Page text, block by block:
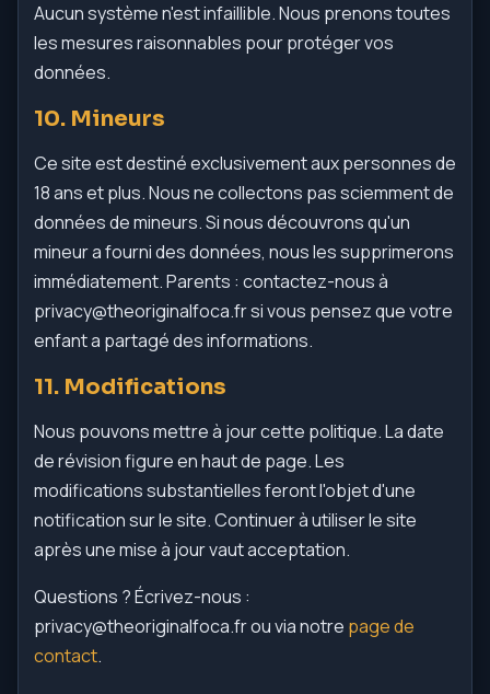
Aucun système n'est infaillible. Nous prenons toutes
les mesures raisonnables pour protéger vos
données.
10. Mineurs
Ce site est destiné exclusivement aux personnes de
18 ans et plus. Nous ne collectons pas sciemment de
données de mineurs. Si nous découvrons qu'un
mineur a fourni des données, nous les supprimerons
immédiatement. Parents : contactez-nous à
privacy@theoriginalfoca.frsi vous pensez que votre
enfant a partagé des informations.
11. Modifications
Nous pouvons mettre à jour cette politique. La date
de révision figure en haut de page. Les
modifications substantielles feront l'objet d'une
notification sur le site. Continuer à utiliser le site
après une mise à jour vaut acceptation.
Questions ? Écrivez-nous :
privacy@theoriginalfoca.frou via notre page de
contact.